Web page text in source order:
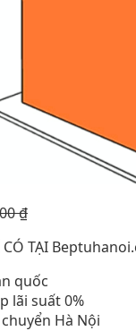
₫
CÓ TẠI
quốc
lãi suất 0%
Hà Nội